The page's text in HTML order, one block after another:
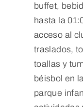
buffet,
hasta la
acceso al
traslados,
toallas y
béisbol en
parque